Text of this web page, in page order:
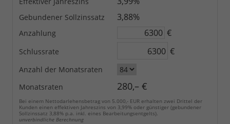
Gebundener Sollzinssatz 3,88%
Anzahlung €
Schlussrate €
Anzahl der Monatsraten
Monatsraten
280,– €
Bei einem Nettodarlehensbetrag von 5.000,- EUR erhalten zwei Drittel der
Kunden einen effektiven Jahreszins von 3,99% oder günstiger (gebundener
Sollzinssatz 3,88% p.a. inkl. eines Bearbeitungsentgelts).
unverbindliche Berechnung